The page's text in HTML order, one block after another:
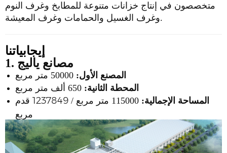
متخصصون في إنتاج خزانات متنوعة للمطابخ وغرف النوم
وغرفالغسيل والحمامات وغرف المعيشة.
إيجابياتنا
1. مصانع ياليج
المصنع الأول: 50000 متر مربع
المحطة الثانية: 650 ألف متر مربع
المساحة الإجمالية: 115000 متر مربع / 1237849 قدم
مربع